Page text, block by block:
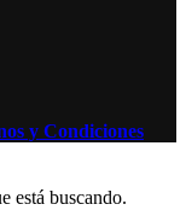
y Condiciones
está buscando.